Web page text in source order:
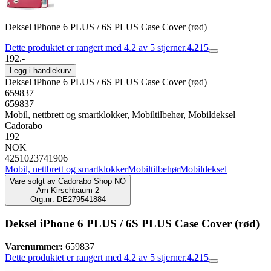
Deksel iPhone 6 PLUS / 6S PLUS Case Cover (rød)
Dette produktet er rangert med 4.2 av 5 stjerner.4.215
192.-
Legg i handlekurv
Deksel iPhone 6 PLUS / 6S PLUS Case Cover (rød)
659837
659837
Mobil, nettbrett og smartklokker, Mobiltilbehør, Mobildeksel
Cadorabo
192
NOK
4251023741906
Mobil, nettbrett og smartklokkerMobiltilbehørMobildeksel
Vare solgt av Cadorabo Shop NO
Am Kirschbaum 2
Org.nr: DE279541884
Deksel iPhone 6 PLUS / 6S PLUS Case Cover (rød)
Varenummer: 659837
Dette produktet er rangert med 4.2 av 5 stjerner.4.215